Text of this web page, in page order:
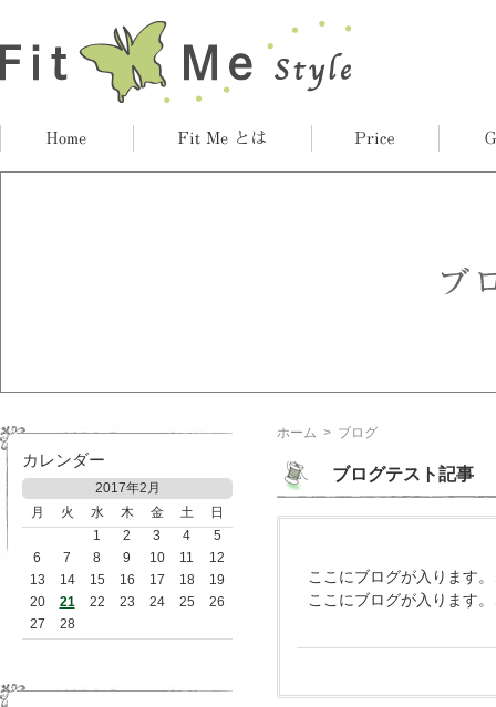
ホーム > ブログ
ブログテスト記事
ここにブログが入ります
ここにブログが入ります
カレンダー
2017年2月
月
火 水 木 金 土
日
1
2 3 4
5
6
7 8 9 10 11
12
13
14 15 16 17 18
19
20
21 22 23 24 25
26
27
28